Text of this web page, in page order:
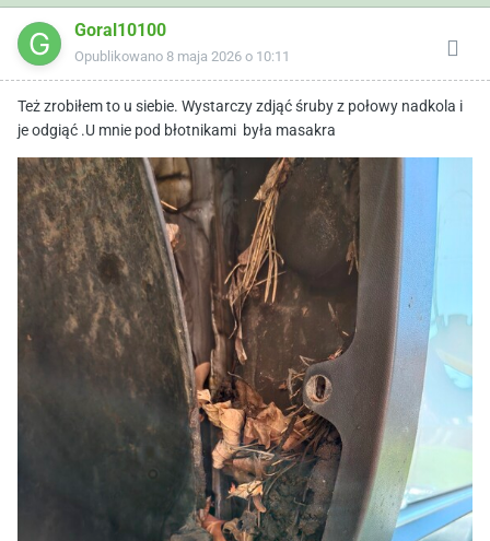
Goral10100
Opublikowano 8 maja 2026 o 10:11
Też zrobiłem to u siebie. Wystarczy zdjąć śruby z połowy nadkola i
je odgiąć .U mnie pod błotnikami była masakra